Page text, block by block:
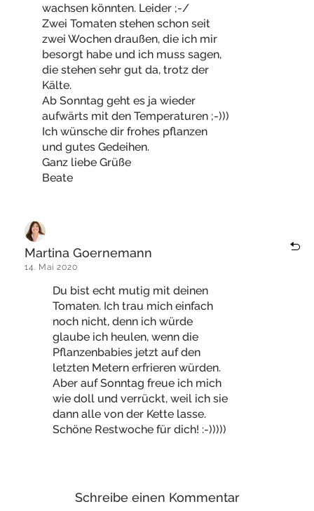
wachsen könnten. Leider ;-/
Zwei Tomaten stehen schon seit
zwei Wochen draußen, die ich mir
besorgt habe und ich muss sagen,
die stehen sehr gut da, trotz der
Kälte.
Ab Sonntag geht es ja wieder
aufwärts mit den Temperaturen ;-)))
Ich wünsche dir frohes pflanzen
und gutes Gedeihen.
Ganz liebe Grüße
Beate
Martina Goernemann
14. Mai 2020
Du bist echt mutig mit deinen
Tomaten. Ich trau mich einfach
noch nicht, denn ich würde
glaube ich heulen, wenn die
Pflanzenbabies jetzt auf den
letzten Metern erfrieren würden.
Aber auf Sonntag freue ich mich
wie doll und verrückt, weil ich sie
dann alle von der Kette lasse.
Schöne Restwoche für dich! :-)))))
Schreibe einen Kommentar